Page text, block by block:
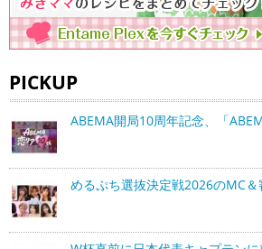
PICKUP
ABEMA開局10周年記念、「
めるぷち選抜決定戦2026のMC